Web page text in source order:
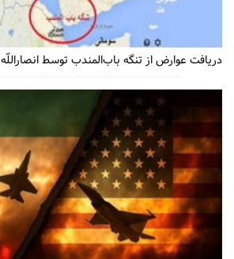
دریافت عوارض از تنگه باب‌المندب توسط انصاراللّه